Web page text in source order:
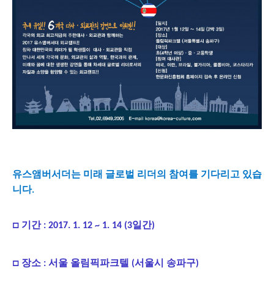
유스앰버서더는 미래 글로벌 리더의 참여를 기다리고 있습
니다.
□ 기간 : 2017. 1. 12 ~ 1. 14 (3일간)
□ 장소 : 서울 올림픽파크텔 (서울시 송파구)